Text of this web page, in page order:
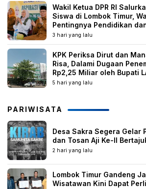
Wakil Ketua DPR RI
Siswa di Lombok Timur,
Pentingnya Pendidikan
Perkawinan Anak
3 hari yang lalu
KPK Periksa Dirut dan
Risa, Dalami Dugaan
Rp2,25 Miliar oleh Bupati
5 hari yang lalu
PARIWISATA
Desa Sakra Segera Gelar
dan Tosan Aji Ke-II
2 hari yang lalu
Lombok Timur Gandeng
Wisatawan Kini Dapat